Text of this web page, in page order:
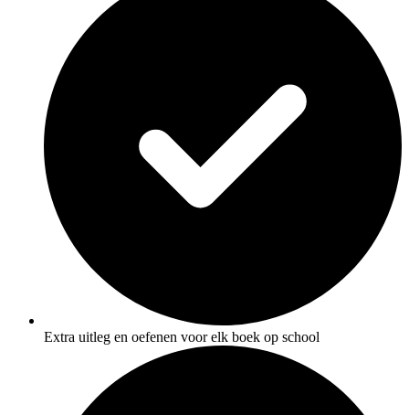
Extra uitleg en oefenen voor elk boek op school